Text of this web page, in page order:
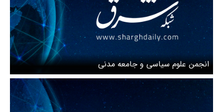
انجمن علوم سیاسی و جامعه مدنی